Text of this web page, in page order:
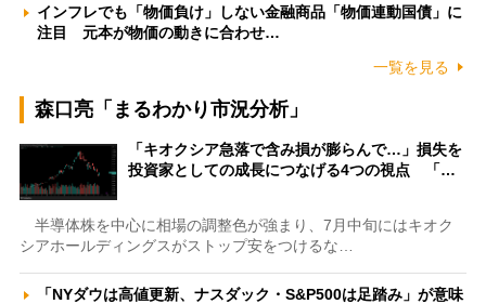
インフレでも「物価負け」しない金融商品「物価連動国債」に
注目 元本が物価の動きに合わせ…
一覧を見る
森口亮「まるわかり市況分析」
「キオクシア急落で含み損が膨らんで…」損失を
投資家としての成長につなげる4つの視点 「…
半導体株を中心に相場の調整色が強まり、7月中旬にはキオク
シアホールディングスがストップ安をつけるな…
「NYダウは高値更新、ナスダック・S&P500は足踏み」が意味